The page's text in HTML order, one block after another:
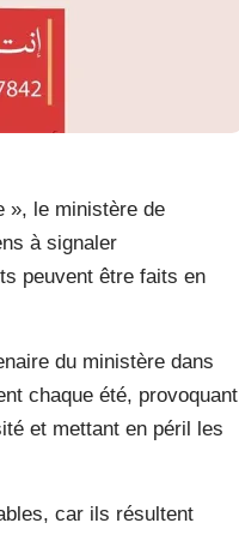
», le ministère de
à signaler
peuvent être faits en
du ministère dans
chaque été, provoquant
et mettant en péril les
car ils résultent